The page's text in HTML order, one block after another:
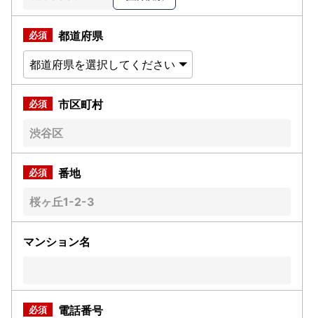
都道府県
市区町村
番地
マンション名
電話番号